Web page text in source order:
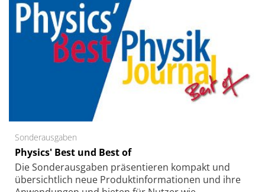
Sonderausgaben
Physics' Best und Best of
Die Sonder­ausgaben präsentieren kompakt und
übersichtlich neue Produkt­informationen und ihre